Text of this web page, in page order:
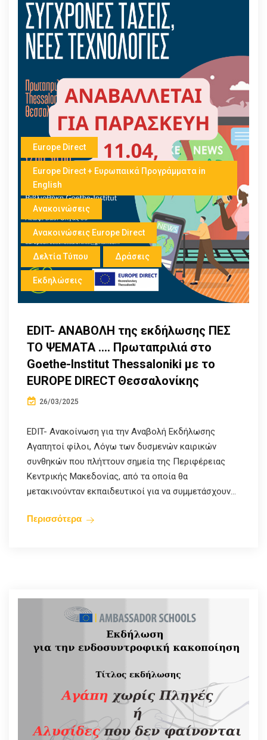
Europe Direct
Europe Direct + Ευρωπαικά Προγράμματα in
English
Ανακοινώσεις
Ανακοινώσεις Europe Direct
Δελτία Τύπου Δράσεις
Εκδηλώσεις
EDIT- ANABOΛΗ της εκδήλωσης ΠΕΣ
ΤΟ ΨΕΜΑΤΑ …. Πρωταπριλιά στο
Goethe-Institut Thessaloniki με το
EUROPE DIRECT Θεσσαλονίκης
26/03/2025
EDIT- Ανακοίνωση για την Αναβολή Εκδήλωσης
Αγαπητοί φίλοι, Λόγω των δυσμενών καιρικών
συνθηκών που πλήττουν σημεία της Περιφέρειας
Κεντρικής Μακεδονίας, από τα οποία θα
μετακινούνταν εκπαιδευτικοί για να συμμετάσχουν...
Περισσότερα